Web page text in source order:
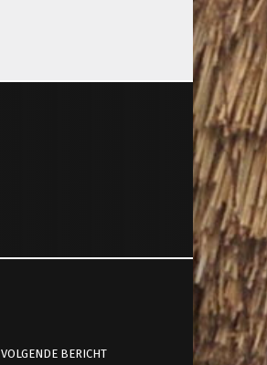
VOLGENDE BERICHT